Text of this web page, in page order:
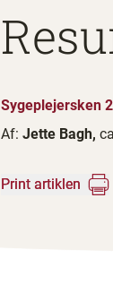
Sygeplejersken
Af: Jette Bagh,
Print artiklen